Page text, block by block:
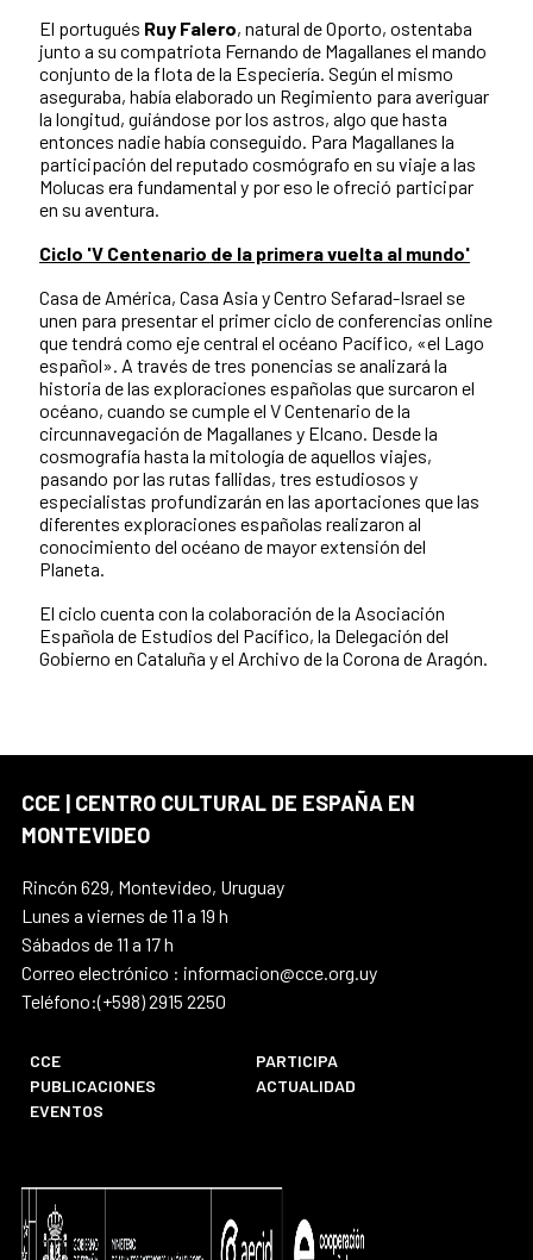
El portugués Ruy Falero, natural de Oporto, ostentaba
junto a su compatriota Fernando de Magallanes el mando
conjunto de la flota de la Especiería. Según el mismo
aseguraba, había elaborado un Regimiento para averiguar
la longitud, guiándose por los astros, algo que hasta
entonces nadie había conseguido. Para Magallanes la
participación del reputado cosmógrafo en su viaje a las
Molucas era fundamental y por eso le ofreció participar
en su aventura.
Ciclo 'V Centenario de la primera vuelta al mundo'
​Casa de América, Casa Asia y Centro Sefarad-Israel se
unen para presentar el primer ciclo de conferencias online
que tendrá como eje central el océano Pacífico, «el Lago
español». A través de tres ponencias se analizará la
historia de las exploraciones españolas que surcaron el
océano, cuando se cumple el V Centenario de la
circunnavegación de Magallanes y Elcano. Desde la
cosmografía hasta la mitología de aquellos viajes,
pasando por las rutas fallidas, tres estudiosos y
especialistas profundizarán en las aportaciones que las
diferentes exploraciones españolas realizaron al
conocimiento del océano de mayor extensión del
Planeta.
El ciclo cuenta con la colaboración de la Asociación
Española de Estudios del Pacífico, la Delegación del
Gobierno en Cataluña y el Archivo de la Corona de Aragón.
CCE | CENTRO CULTURAL DE ESPAÑA EN
MONTEVIDEO
Rincón 629, Montevideo, Uruguay
Lunes a viernes de 11 a 19 h
Sábados de 11 a 17 h
Correo electrónico : informacion@cce.org.uy
Teléfono:(+598) 2915 2250
CCE
PARTICIPA
PUBLICACIONES
ACTUALIDAD
EVENTOS